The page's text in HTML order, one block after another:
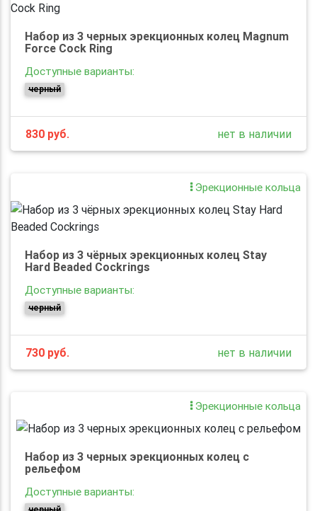
Набор из 3 черных эрекционных колец Magnum
Force Cock Ring
Доступные варианты:
черный
830 руб. нет в наличии
Эрекционные кольца
Набор из 3 чёрных эрекционных колец Stay
Hard Beaded Cockrings
Доступные варианты:
черный
730 руб. нет в наличии
Эрекционные кольца
Набор из 3 черных эрекционных колец с
рельефом
Доступные варианты: